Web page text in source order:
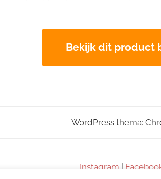
Bekijk dit product
WordPress thema:
Instagram |